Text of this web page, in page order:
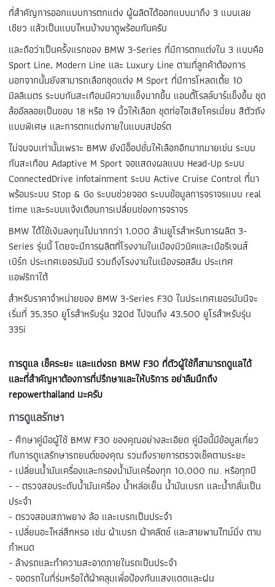
ที่สำคัญการออกแบบการตกแต่ง ผู้ผลิตได้ออกแบบมาถึง 3 แบบเลย
เชียว แล้วเป็นแบบไหนบ้างมาดูพร้อมกันครับ
และถือว่าเป็นครั้งแรกของ BMW 3-Series ที่มีการตกแต่งใน 3 แบบคือ
Sport Line, Modern Line และ Luxury Line ตามที่ลูกค้าต้องการ
นอกจากนั้นยังสามารถเลือกชุดแต่ง M Sport ที่มีการโหลดเตี้ย 10
มิลลิเมตร ระบบกันสะเทือนมีความแข็งมากขึ้น แอนตี้โรลล์บาร์แข็งขึ้น ชุด
ล้ออัลลอยเป็นขอบ 18 หรือ 19 นิ้วให้เลือก ชุดท่อไอเสียโครเมี่ยม สีตัวถัง
แบบพิเศษ และการตกแต่งภายในแบบสปอร์ต
ไม่จบจบเท่านั้นเพราะ BMW ยังมีอ็อปชั่นให้เลือกอีกมากมายเข่น ระบบ
กันสะเทือน Adaptive M Sport จอแสดงผลแบบ Head-Up ระบบ
ConnectedDrive infotainment ระบบ Active Cruise Control ที่มา
พร้อมระบบ Stop & Go ระบบช่วยจอด ระบบข้อมูลการจราจรแบบ real
time และระบบแจ้งเตือนการเปลี่ยนช่องการจราจร
BMW ได้ใช้เงินลงทุนไปมากกว่า 1,000 ล้านยูโรสำหรับการผลิต 3-
Series รุ่นนี้ โดยจะมีการผลิตที่โรงงานในเมืองมิวนิคและเมือรีเจนส์
เบิร์ก ประเทศเยอรมันนี รวมถึงโรงงานในเมืองรอสลีน ประเทศ
แอฟริกาใต้
สำหรับราคาจำหน่ายของ BMW 3-Series F30 ในประเทศเยอรมันนีจะ
เริ่มที่ 35,350 ยูโรสำหรับรุ่น 320d ไปจนถึง 43,500 ยูโรสำหรับรุ่น
335i
การดูแล เช็คระยะ และแต่งรถ BMW F30 ที่ตัวผู้ใช้ก็สามารถดูแลได้
และที่สำคัญหาต้องการที่ปรึกษาและให้บริการ อย่าลืมนึกถึง
repowerthailand นะครับ
การดูแลรักษา
- ศึกษาคู่มือผู้ใช้ BMW F30 ของคุณอย่างละเอียด คู่มือนี้มีข้อมูลเกี่ยว
กับการดูแลรักษารถยนต์ของคุณ รวมถึงรายการตรวจเช็คตามระยะ
- เปลี่ยนน้ำมันเครื่องและกรองน้ำมันเครื่องทุก 10,000 กม. หรือทุกปี
- - ตรวจสอบระดับน้ำมันเครื่อง น้ำหล่อเย็น น้ำมันเบรก และน้ำกลั่นเป็น
ประจำ
- ตรวจสอบสภาพยาง ล้อ และเบรกเป็นประจำ
- เปลี่ยนอะไหล่สึกหรอ เช่น ผ้าเบรก ผ้าคลัตช์ และสายพานไทม์มิ่ง ตาม
กำหนด
- ล้างรถและทำความสะอาดภายในรถเป็นประจำ
- จอดรถในที่ร่มหรือใต้ผ้าคลุมเพื่อป้องกันแสงแดดและฝน